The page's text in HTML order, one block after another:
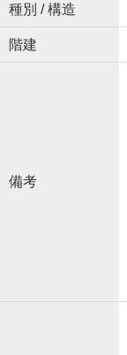
種別 / 構造
階建
備考